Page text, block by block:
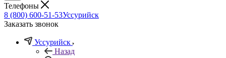
Телефоны
8 (800) 600-51-53Уссурийск
Заказать звонок
Уссурийск
Назад